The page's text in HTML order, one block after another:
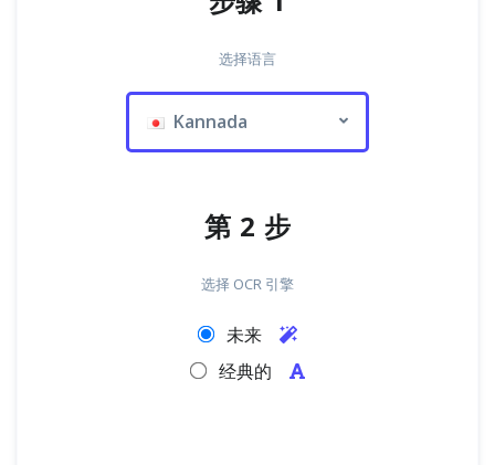
选择语言
Kannada
第 2 步
选择 OCR 引擎
未来
经典的